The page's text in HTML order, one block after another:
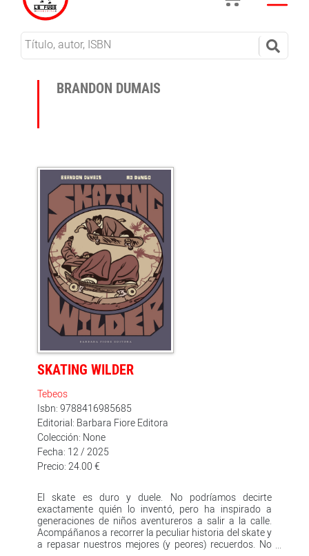
BRANDON DUMAIS
SKATING WILDER
Tebeos
Isbn: 9788416985685
Editorial: Barbara Fiore Editora
Colección: None
Fecha: 12 / 2025
Precio: 24.00 €
El skate es duro y duele. No podríamos decirte
exactamente quién lo inventó, pero ha inspirado a
generaciones de niños aventureros a salir a la calle.
Acompáñanos a recorrer la peculiar historia del skate y
a repasar nuestros mejores (y peores) recuerdos. No